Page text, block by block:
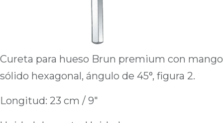
Cureta para hueso Brun premium con mango
sólido hexagonal, ángulo de 45°, figura 2.
Longitud: 23 cm / 9"